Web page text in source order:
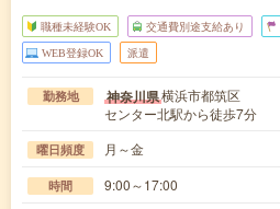
職種未経験OK 交通費別途支給あり
WEB登録OK 派遣
勤務地 神奈川県横浜市都筑区
センター北駅から徒歩7分
曜日頻度 月～金
時間 9:00～17:00